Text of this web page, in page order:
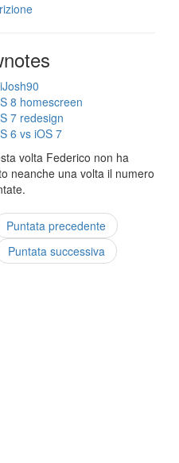
8 homescreen
7 redesign
6 vs iOS 7
volta Federico non ha
neanche una volta il numero
Puntata precedente
Puntata successiva